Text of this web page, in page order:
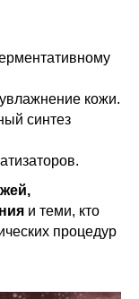
кожи.
синтез
и теми, кто
процедур